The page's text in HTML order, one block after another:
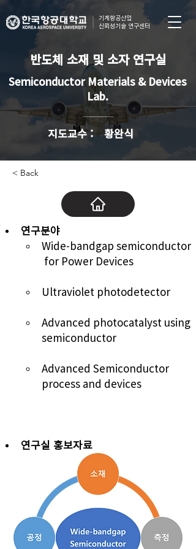
기계항공산업
신뢰성기술 연구센터
반도체 소재 및 소자 연구실
Semiconductor Materials & Devices
Lab.
​지도교수 : 황완식
< Back
연구분야
Wide-bandgap semiconductor
for Power Devices
Ultraviolet photodetector
Advanced photocatalyst using
semiconductor
Advanced Semiconductor
process and devices
연구실 홍보자료